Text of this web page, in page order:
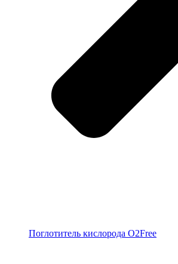
Поглотитель кислорода O2Free